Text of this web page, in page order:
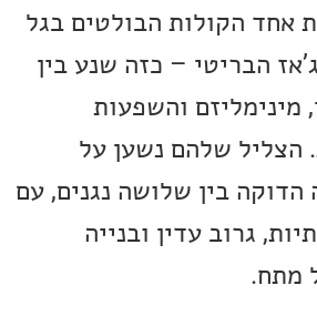
הבולטים בגל
– כזה שנע בין
והשפעות
נשען על
שלושה נגנים, עם
ובנייה